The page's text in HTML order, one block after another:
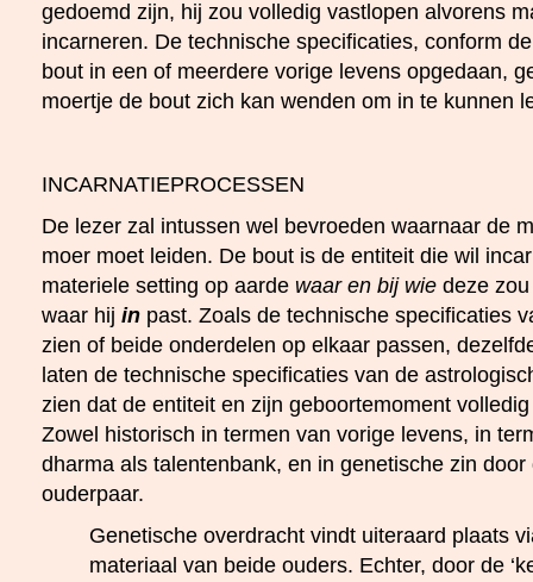
gedoemd zijn, hij zou volledig vastlopen alvorens
incarneren. De technische specificaties, conform
bout in een of meerdere vorige levens opgedaan,
moertje de bout zich kan wenden om in te kunnen
INCARNATIEPROCESSEN
De lezer zal intussen wel bevroeden waarnaar de
moer moet leiden. De bout is de entiteit die wil
materiele setting op aarde waar en bij wie deze
waar hij in past. Zoals de technische specificaties
zien of beide onderdelen op elkaar passen,
laten de technische specificaties van de
zien dat de entiteit en zijn geboortemoment
Zowel historisch in termen van vorige levens, in
dharma als talentenbank, en in genetische zin
ouderpaar.
Genetische overdracht vindt uiteraard plaats
materiaal van beide ouders. Echter, door de